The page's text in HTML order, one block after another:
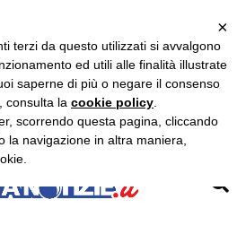
×
terzi da questo utilizzati si avvalgono
ed utili alle finalità illustrate
saperne di più o negare il consenso
consulta la cookie policy
scorrendo questa pagina, cliccando
la navigazione in altra maniera,